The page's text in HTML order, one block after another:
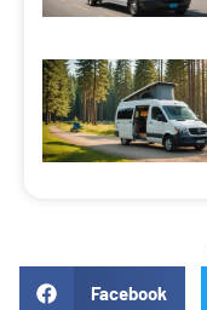
Facebook